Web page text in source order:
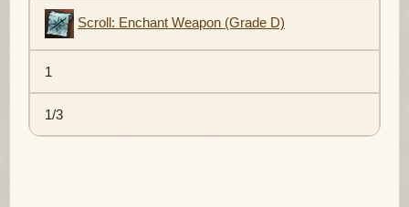
Scroll: Enchant Weapon (Grade D)
1
1/3